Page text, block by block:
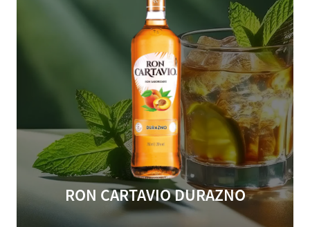
RON CARTAVIO DURAZNO